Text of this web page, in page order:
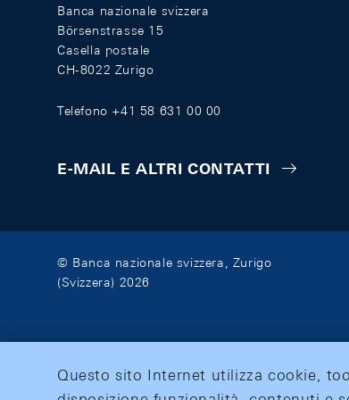
Banca nazionale svizzera
Börsenstrasse 15
Casella postale
CH-8022 Zurigo
Telefono +41 58 631 00 00
E-MAIL E ALTRI CONTATTI
© Banca nazionale svizzera, Zurigo
(Svizzera) 2026
Questo sito Internet utilizza cookie,